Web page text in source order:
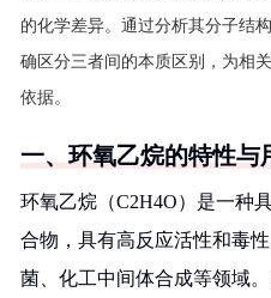
的化学差异。通过分析其分子结
确区分三者间的本质区别，为相
依据。
一、环氧乙烷的特性与
环氧乙烷（C2H4O）是一种
合物，具有高反应活性和毒
菌、化工中间体合成等领域